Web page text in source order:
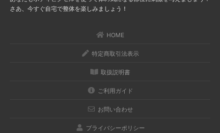
さあ、今すぐ自宅で整体を楽しみましょう！
HOME
特定商取引法表示
取扱説明書
ご利用ガイド
お問い合わせ
プライバシーポリシー